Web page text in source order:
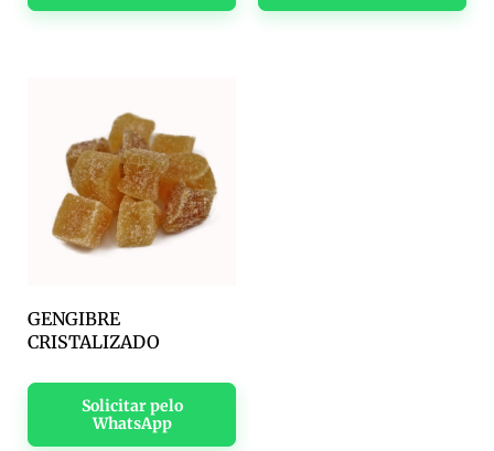
GENGIBRE
CRISTALIZADO
Solicitar pelo
WhatsApp